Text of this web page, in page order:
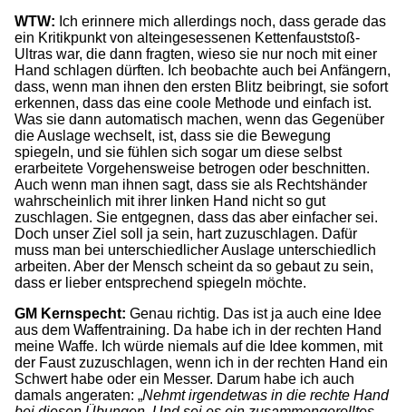
WTW: Ich erinnere mich allerdings noch, dass gerade das
ein Kritikpunkt von alteingesessenen Kettenfauststoß-
Ultras war, die dann fragten, wieso sie nur noch mit einer
Hand schlagen dürften. Ich beobachte auch bei Anfängern,
dass, wenn man ihnen den ersten Blitz beibringt, sie sofort
erkennen, dass das eine coole Methode und einfach ist.
Was sie dann automatisch machen, wenn das Gegenüber
die Auslage wechselt, ist, dass sie die Bewegung
spiegeln, und sie fühlen sich sogar um diese selbst
erarbeitete Vorgehensweise betrogen oder beschnitten.
Auch wenn man ihnen sagt, dass sie als Rechtshänder
wahrscheinlich mit ihrer linken Hand nicht so gut
zuschlagen. Sie entgegnen, dass das aber einfacher sei.
Doch unser Ziel soll ja sein, hart zuzuschlagen. Dafür
muss man bei unterschiedlicher Auslage unterschiedlich
arbeiten. Aber der Mensch scheint da so gebaut zu sein,
dass er lieber entsprechend spiegeln möchte.
GM Kernspecht: Genau richtig. Das ist ja auch eine Idee
aus dem Waffentraining. Da habe ich in der rechten Hand
meine Waffe. Ich würde niemals auf die Idee kommen, mit
der Faust zuzuschlagen, wenn ich in der rechten Hand ein
Schwert habe oder ein Messer. Darum habe ich auch
damals angeraten: „Nehmt irgendetwas in die rechte Hand